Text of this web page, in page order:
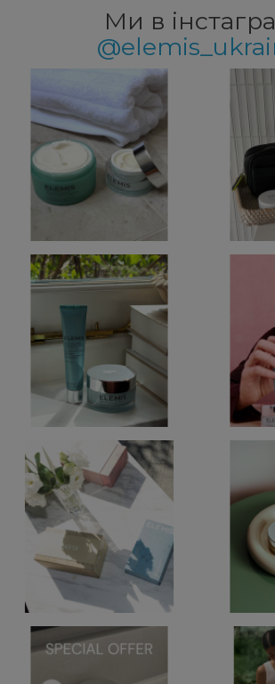
Ми в